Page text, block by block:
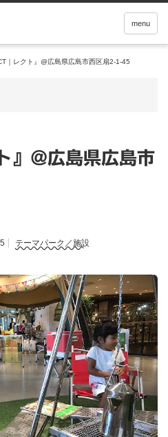
menu
｜レクト』@広島県広島市西区扇2-1-45
』@広島県広島市
テーマパーク／施設